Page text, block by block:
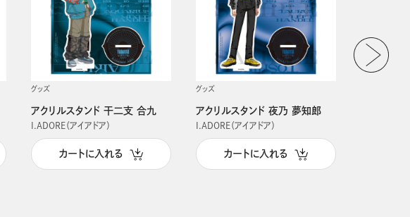
グッズ
アクリルスタンド 干二支 合九
I.ADORE（アイアドア）
カートに入れる
グッズ
アクリルスタンド 夜乃 夢知郎
I.ADORE（アイアドア）
カートに入れる